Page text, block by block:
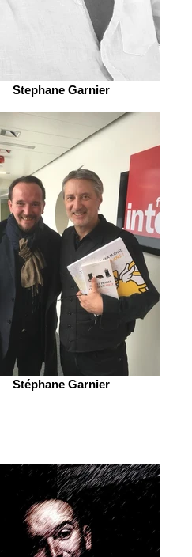
Stephane Garnier
Stéphane Garnier